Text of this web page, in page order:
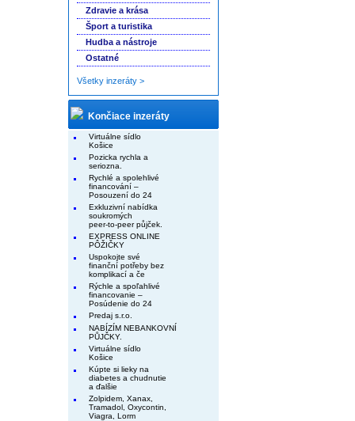
Zdravie a krása
Šport a turistika
Hudba a nástroje
Ostatné
Všetky inzeráty >
Končiace inzeráty
Virtuálne sídlo
Košice
Pozicka rychla a
seriozna.
Rychlé a spolehlivé
financování –
Posouzení do 24
Exkluzivní nabídka
soukromých
peer-to-peer půjček.
EXPRESS ONLINE
PÔŽIČKY
Uspokojte své
finanční potřeby bez
komplikací a če
Rýchle a spoľahlivé
financovanie –
Posúdenie do 24
Predaj s.r.o.
NABÍZÍM NEBANKOVNÍ
PŮJČKY.
Virtuálne sídlo
Košice
Kúpte si lieky na
diabetes a chudnutie
a ďalšie
Zolpidem, Xanax,
Tramadol, Oxycontin,
Viagra, Lorm